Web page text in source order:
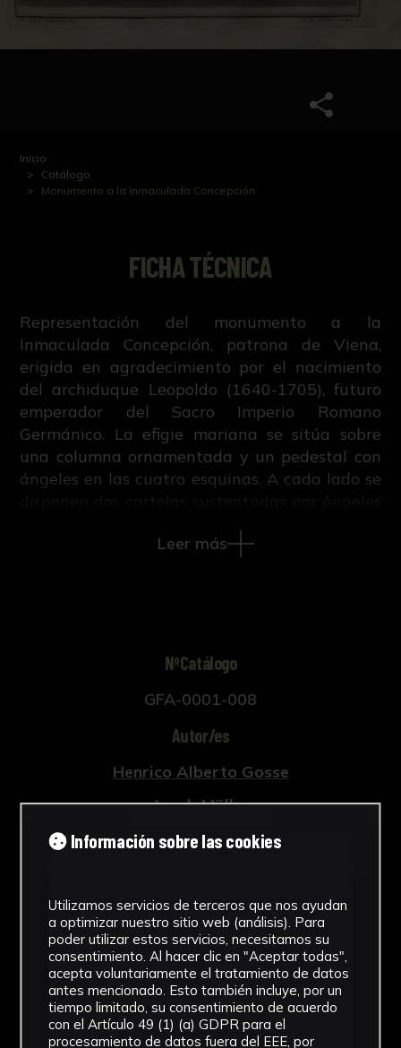
Inicio
Catálogo
Monumento a la Inmaculada Concepción
FICHA TÉCNICA
Representación del monumento a la
Inmaculada Concepción, patrona de Viena,
erigida en agradecimiento por el nacimiento
del archiduque Leopoldo (1640-1705), futuro
emperador del Sacro Imperio Romano
Germánico. La efigie mariana se sitúa sobre
una columna ornamentada y un pedestal con
ángeles en las cuatro esquinas. A cada lado se
impreso en Milán en 1740 por Henrico-Alberto
Leer más
NºCatálogo
GFA-0001-008
Autor/es
Henrico Alberto Gosse
Jacob Müller
Johann Joseph Waldman
Grabados
Cronología
1740
Estilo
Información sobre las cookies
Utilizamos servicios de terceros que nos ayudan
a optimizar nuestro sitio web (análisis). Para
poder utilizar estos servicios, necesitamos su
consentimiento. Al hacer clic en "Aceptar todas",
acepta voluntariamente el tratamiento de datos
antes mencionado. Esto también incluye, por un
tiempo limitado, su consentimiento de acuerdo
con el Artículo 49 (1) (a) GDPR para el
procesamiento de datos fuera del EEE, por